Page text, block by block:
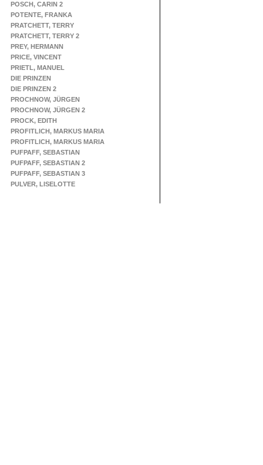
POSCH, CARIN 2
POTENTE, FRANKA
PRATCHETT, TERRY
PRATCHETT, TERRY 2
PREY, HERMANN
PRICE, VINCENT
PRIETL, MANUEL
DIE PRINZEN
DIE PRINZEN 2
PROCHNOW, JÜRGEN
PROCHNOW, JÜRGEN 2
PROCK, EDITH
PROFITLICH, MARKUS MARIA
PROFITLICH, MARKUS MARIA
PUFPAFF, SEBASTIAN
PUFPAFF, SEBASTIAN 2
PUFPAFF, SEBASTIAN 3
PULVER, LISELOTTE